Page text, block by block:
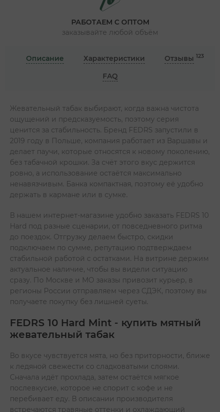
РАБОТАЕМ С ОПТОМ
заказывайте любой объём
Описание Характеристики Отзывы 123
FAQ
Жевательный табак выбирают, когда важна чистота
ощущений и предсказуемость, поэтому серия
ценится за стабильность. Бренд FEDRS запустили в
2019 году в Польше, компания работает из Варшавы и
делает паучи, которые относятся к новому поколению,
без табачной крошки. За счёт этого вкус держится
ровно, а использование остаётся максимально
ненавязчивым. Банка компактная, поэтому её удобно
держать в кармане или в сумке.
В нашем интернет-магазине удобно заказать FEDRS 10
Hard под разные сценарии, от повседневного ритма
до поездок. Отгрузку делаем быстро, скидки
подключаем по сумме, репутацию подтверждаем
стабильной работой с остатками. На витрине держим
актуальное наличие, чтобы вы видели ситуацию
сразу. По Москве и МО заказы привозит курьер, в
регионы России отправляем через СДЭК, поэтому вы
получаете покупку без лишней суеты.
FEDRS 10 Hard Mint - купить мятный
жевательный табак
Во вкусе чувствуется мята, но без приторности, ближе
к ледяной свежести со сладковатыми слоями.
Сначала идёт прохлада, затем остаётся мягкое
послевкусие, которое не спорит с кофе и не
перебивает еду. В описании производителя
встречаются травяные оттенки и охлаждающий